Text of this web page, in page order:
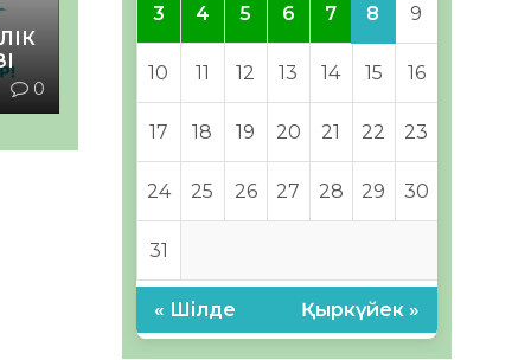
0
3 4 5 6 7 8 9
10 11 12 13 14 15 16
17 18 19 20 21 22 23
24 25 26 27 28 29 30
31
« Шілде Қыркүйек »